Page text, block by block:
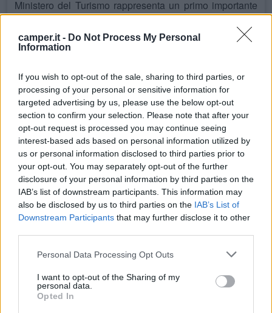
camper.it - Do Not Process My Personal
Information
If you wish to opt-out of the sale, sharing to third parties, or
processing of your personal or sensitive information for
targeted advertising by us, please use the below opt-out
section to confirm your selection. Please note that after your
opt-out request is processed you may continue seeing
interest-based ads based on personal information utilized by
us or personal information disclosed to third parties prior to
your opt-out. You may separately opt-out of the further
disclosure of your personal information by third parties on the
IAB’s list of downstream participants. This information may
also be disclosed by us to third parties on the IAB’s List of
Downstream Participants that may further disclose it to other
Personal Data Processing Opt Outs
I want to opt-out of the Sharing of my
personal data.
Opted In
Ministero del Turismo rappresenta un primo importante
passo per colmare il divario oggi esistente fra l’Italia ed
altri Paesi del Nord Europa (segnatamente Francia e
Germania) per quanto riguarda numero e qualità delle
camper.
Potranno accedere al Bando ministeriale tutti i Comuni
italiani aventi popolazione non superiore a 20.000
abitanti ed anche i Comuni più popolosi che ospitino
abitualmente grandi eventi o il cui progetto di area sosta
camper ne preveda il posizionamento entro 15 km da un
sito UNESCO o da un cammino storico o religioso.
Nei mesi passati, le Associazioni del settore camper
erano state consultate dal Ministero del Turismo sul
tema aree di sosta e le Associazioni avevano risposto
inmodo positivo, partecipando attivamente al tavolo di
lavoro del Ministero del Turismo, condividendo e
individuare i criteri maggiormente efficaci ed efficienti
nello strutturare il Bando stesso.